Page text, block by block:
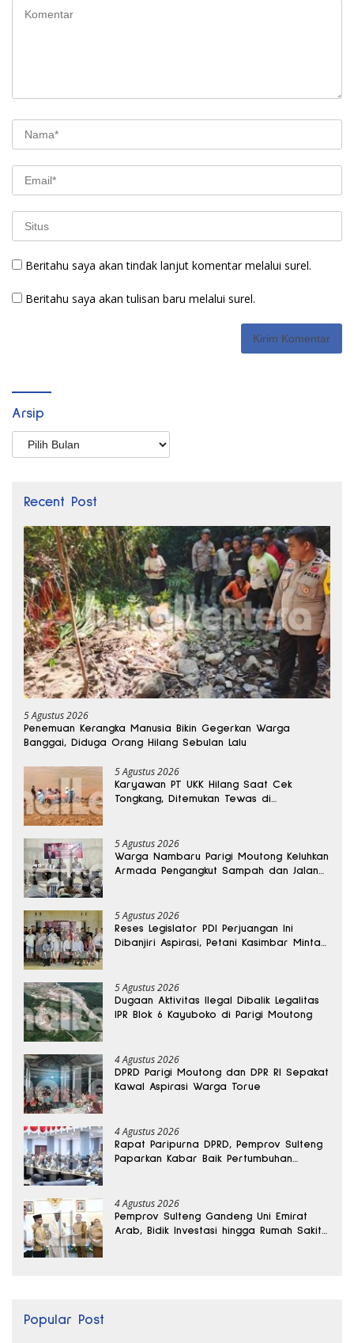
Beritahu saya akan tindak lanjut komentar melalui surel.
Beritahu saya akan tulisan baru melalui surel.
Arsip
Arsip
Recent Post
5 Agustus 2026
Penemuan Kerangka Manusia Bikin Gegerkan Warga
Banggai, Diduga Orang Hilang Sebulan Lalu
5 Agustus 2026
Karyawan PT UKK Hilang Saat Cek
Tongkang, Ditemukan Tewas di
5 Agustus 2026
Warga Nambaru Parigi Moutong Keluhkan
Armada Pengangkut Sampah dan Jalan
5 Agustus 2026
Reses Legislator PDI Perjuangan Ini
Dibanjiri Aspirasi, Petani Kasimbar Minta
5 Agustus 2026
Dugaan Aktivitas Ilegal Dibalik Legalitas
IPR Blok 6 Kayuboko di Parigi Moutong
4 Agustus 2026
DPRD Parigi Moutong dan DPR RI Sepakat
Kawal Aspirasi Warga Torue
4 Agustus 2026
Rapat Paripurna DPRD, Pemprov Sulteng
Paparkan Kabar Baik Pertumbuhan
4 Agustus 2026
Pemprov Sulteng Gandeng Uni Emirat
Arab, Bidik Investasi hingga Rumah Sakit
Popular Post